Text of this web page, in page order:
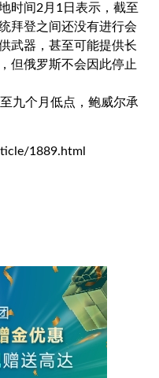
时间2月1日表示，截至
拜登之间还没有进行会
武器，甚至可能提供长
但俄罗斯不会因此停止
九个月低点，鲍威尔承
1889.html